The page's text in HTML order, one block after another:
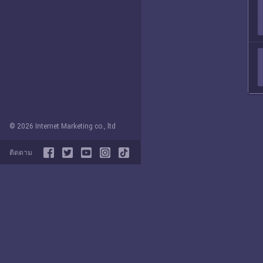
© 2026 Internet Marketing co., ltd
ติดตาม